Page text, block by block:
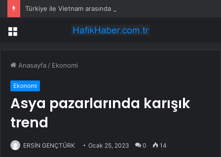
Menü
Anasayfa / Ekonomi
Ekonomi
Asya pazarlarında karışık
trend
ERSİN GENÇTÜRK Ocak 25, 2023 0 14